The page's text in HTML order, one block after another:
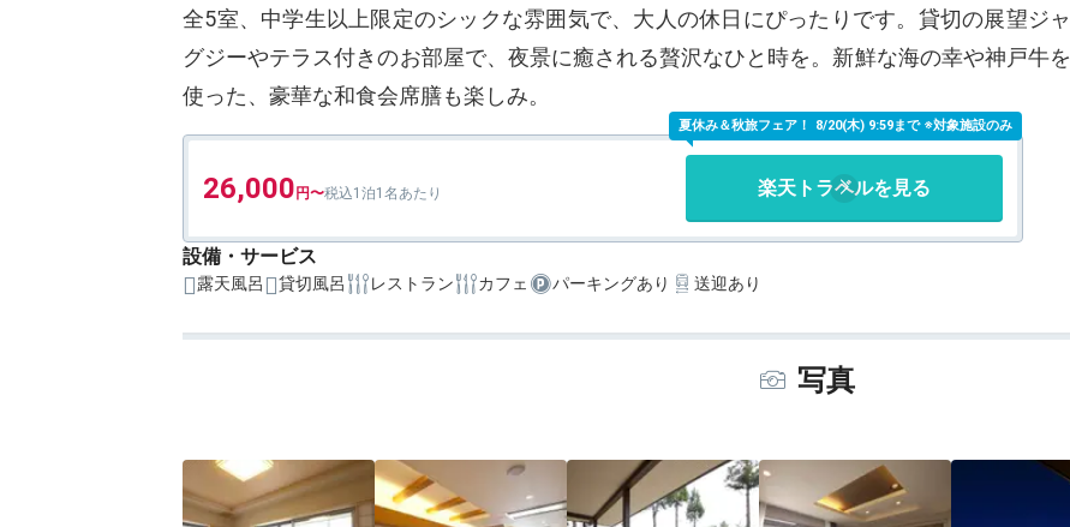
全5室、中学生以上限定のシックな雰囲気で、大人の休日にぴったりです。貸切の展望ジャ
グジーやテラス付きのお部屋で、夜景に癒される贅沢なひと時を。新鮮な海の幸や神戸牛を
使った、豪華な和食会席膳も楽しみ。
26,000 1泊1名あたり
夏休み＆秋旅フェア！ 8/20(木) 9:59まで ※対象施設のみ
楽天トラベルを見る
設備・サービス
露天風呂 貸切風呂 レストラン カフェ パーキングあり 送迎あり
写真